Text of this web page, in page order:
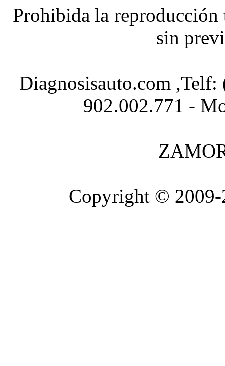
Prohibida la
sin
Diagnosisauto.com
902.002.771 -
Copyright ©